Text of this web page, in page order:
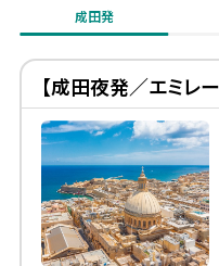
成田発
【成田夜発／エミレ